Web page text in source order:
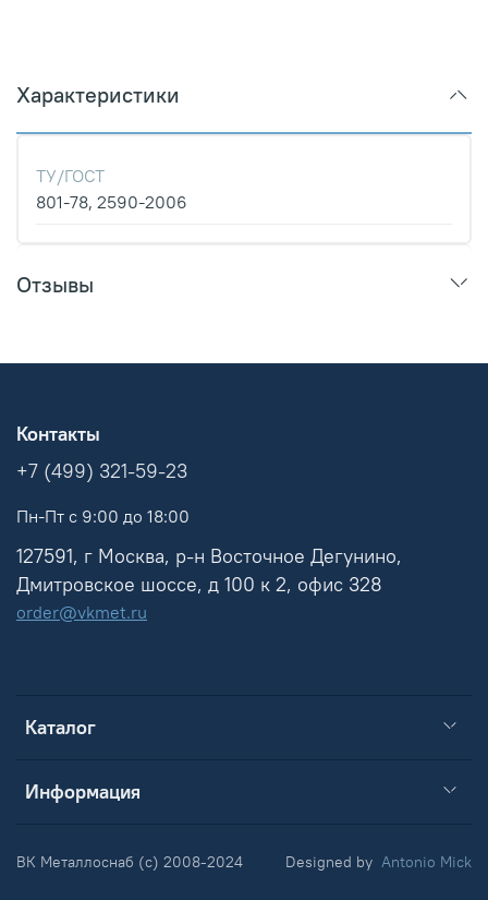
Характеристики
ТУ/ГОСТ
801-78, 2590-2006
Отзывы
Каталог
Информация
Контакты
+7 (499) 321-59-23
Пн-Пт с 9:00 до 18:00
127591, г Москва, р-н Восточное Дегунино,
Дмитровское шоссе, д 100 к 2, офис 328
order@vkmet.ru
ВК Металлоснаб (c) 2008-2024 Designed by Antonio Mick